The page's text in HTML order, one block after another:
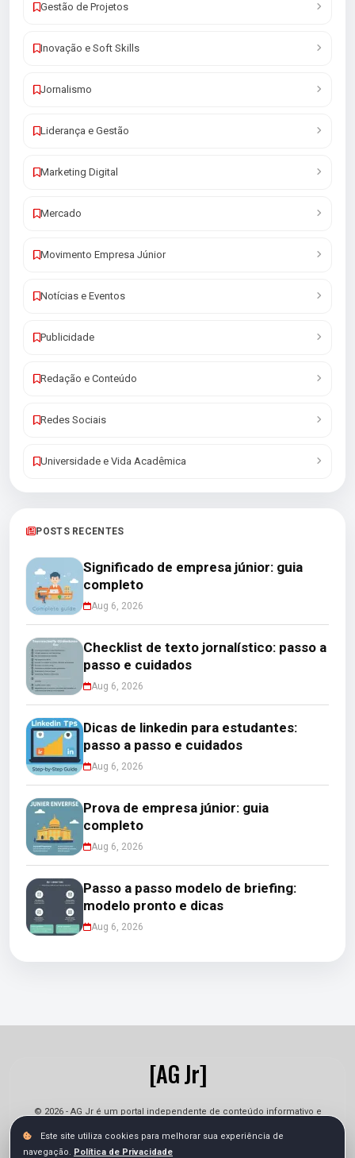
Gestão de Projetos
Inovação e Soft Skills
Jornalismo
Liderança e Gestão
Marketing Digital
Mercado
Movimento Empresa Júnior
Notícias e Eventos
Publicidade
Redação e Conteúdo
Redes Sociais
Universidade e Vida Acadêmica
POSTS RECENTES
Significado de empresa júnior: guia
completo
Aug 6, 2026
Checklist de texto jornalístico: passo a
passo e cuidados
Aug 6, 2026
Dicas de linkedin para estudantes:
passo a passo e cuidados
Aug 6, 2026
Prova de empresa júnior: guia
completo
Aug 6, 2026
Passo a passo modelo de briefing:
modelo pronto e dicas
Aug 6, 2026
[AG Jr]
© 2026 - AG Jr é um portal independente de conteúdo informativo e
Este site utiliza cookies para melhorar sua experiência de
navegação. Política de Privacidade